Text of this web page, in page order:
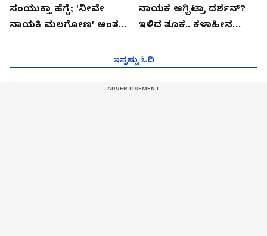
ಸಂಯುಕ್ತಾ ಹೆಗ್ಡೆ; 'ನೀವೇ
ನಾಯಕಿ ಮಲಗೋಣ' ಅಂತ
ನಾಯಕ ಆಗ್ಬಿಟ್ರಾ ದರ್ಶನ್?
ಇಳಿದ ತೂಕ.. ಕಳಾಹೀನ
ಇನ್ನಷ್ಟು ಓದಿ